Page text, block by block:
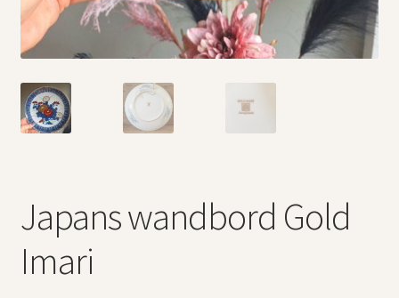
Japans wandbord Gold
Imari